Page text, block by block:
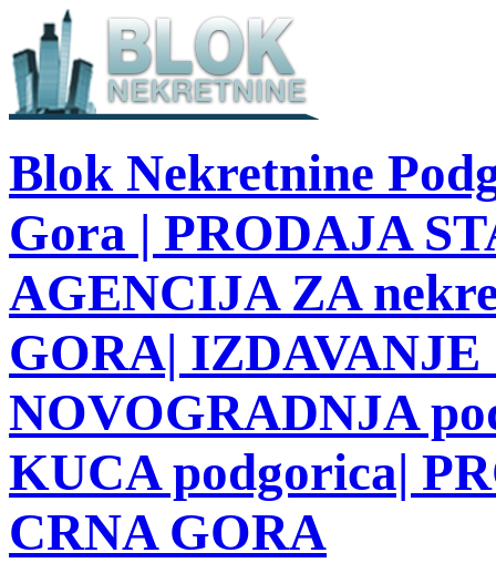
Blok Nekretnine
Gora | PRODAJA
AGENCIJA ZA
GORA| IZDAVANJE
NOVOGRADNJA
KUCA podgorica|
CRNA GORA